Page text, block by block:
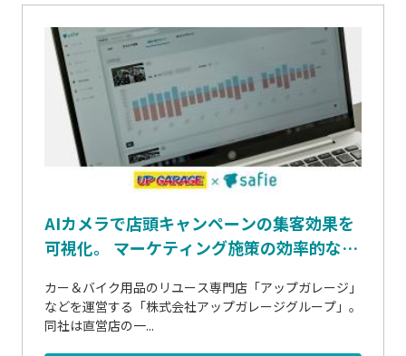
AIカメラで店頭キャンペーンの集客効果を
可視化。 マーケティング施策の効率的なP
カー＆バイク用品のリユース専門店「アップガレージ」
などを運営する「株式会社アップガレージグループ」。
同社は直営店の一...